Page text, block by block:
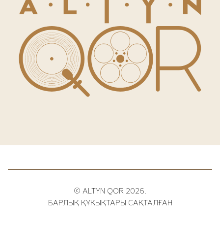
© ALTYN QOR 2026.
БАРЛЫҚ ҚҰҚЫҚТАРЫ САҚТАЛҒАН